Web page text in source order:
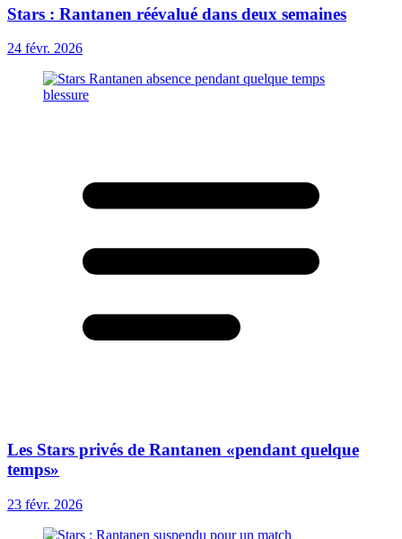
Stars : Rantanen réévalué dans deux semaines
24 févr. 2026
Les Stars privés de Rantanen «pendant quelque
temps»
23 févr. 2026